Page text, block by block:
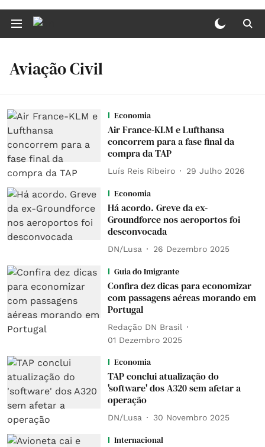
Aviação Civil
Economia
Air France-KLM e Lufthansa
concorrem para a fase final da
compra da TAP
Luís Reis Ribeiro 29 Julho 2026
Economia
Há acordo. Greve da ex-
Groundforce nos aeroportos foi
desconvocada
DN/Lusa 26 Dezembro 2025
Guia do Imigrante
Confira dez dicas para economizar
com passagens aéreas morando em
Portugal
Redação DN Brasil
01 Dezembro 2025
Economia
TAP conclui atualização do
'software' dos A320 sem afetar a
operação
DN/Lusa 30 Novembro 2025
Internacional